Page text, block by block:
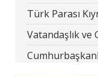
Türk Parası
Vatandaşlık ve